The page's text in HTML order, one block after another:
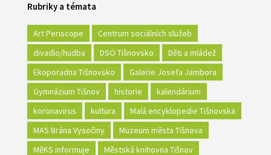
Rubriky a témata
Art Periscope
Centrum sociálních služeb
divadlo/hudba
DSO Tišnovsko
Děti a mládež
Ekoporadna Tišnovsko
Galerie Josefa Jambora
Gymnázium Tišnov
historie
kalendárium
koronavirus
kultura
Malá encyklopedie Tišnovska
MAS Brána Vysočiny
Muzeum města Tišnova
MěKS informuje
Městská knihovna Tišnov